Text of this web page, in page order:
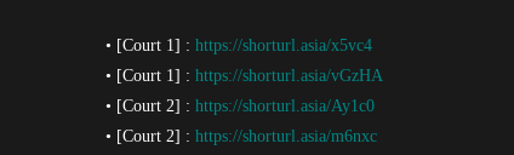
• [Court 1] : https://shorturl.asia/x5vc4
• [Court 1] : https://shorturl.asia/vGzHA
• [Court 2] : https://shorturl.asia/Ay1c0
• [Court 2] : https://shorturl.asia/m6nxc